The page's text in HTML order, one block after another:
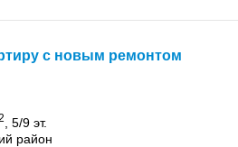
с новым ремонтом
, 5/9 эт.
район